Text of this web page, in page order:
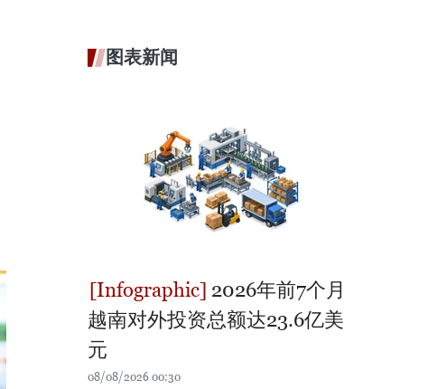
图表新闻
2026年前7个月
越南对外投资总额达23.6亿美
元
08/08/2026 00:30